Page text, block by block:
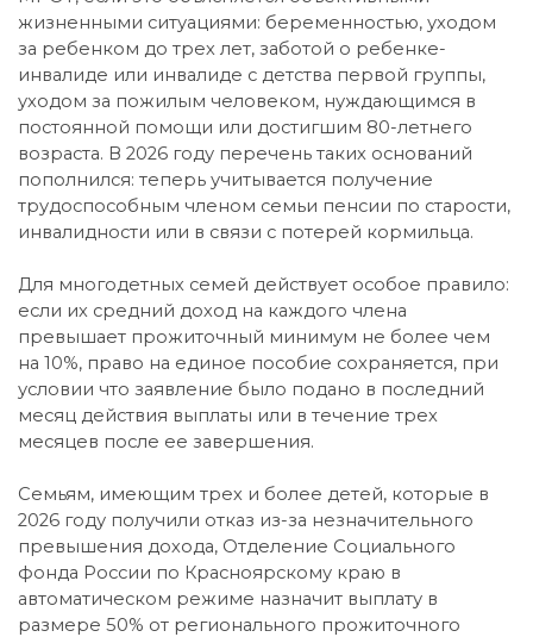
жизненными ситуациями: беременностью, уходом
за ребенком до трех лет, заботой о ребенке-
инвалиде или инвалиде с детства первой группы,
уходом за пожилым человеком, нуждающимся в
постоянной помощи или достигшим 80-летнего
возраста. В 2026 году перечень таких оснований
пополнился: теперь учитывается получение
трудоспособным членом семьи пенсии по старости,
инвалидности или в связи с потерей кормильца.
Для многодетных семей действует особое правило:
если их средний доход на каждого члена
превышает прожиточный минимум не более чем
на 10%, право на единое пособие сохраняется, при
условии что заявление было подано в последний
месяц действия выплаты или в течение трех
месяцев после ее завершения.
Семьям, имеющим трех и более детей, которые в
2026 году получили отказ из-за незначительного
превышения дохода, Отделение Социального
фонда России по Красноярскому краю в
автоматическом режиме назначит выплату в
размере 50% от регионального прожиточного